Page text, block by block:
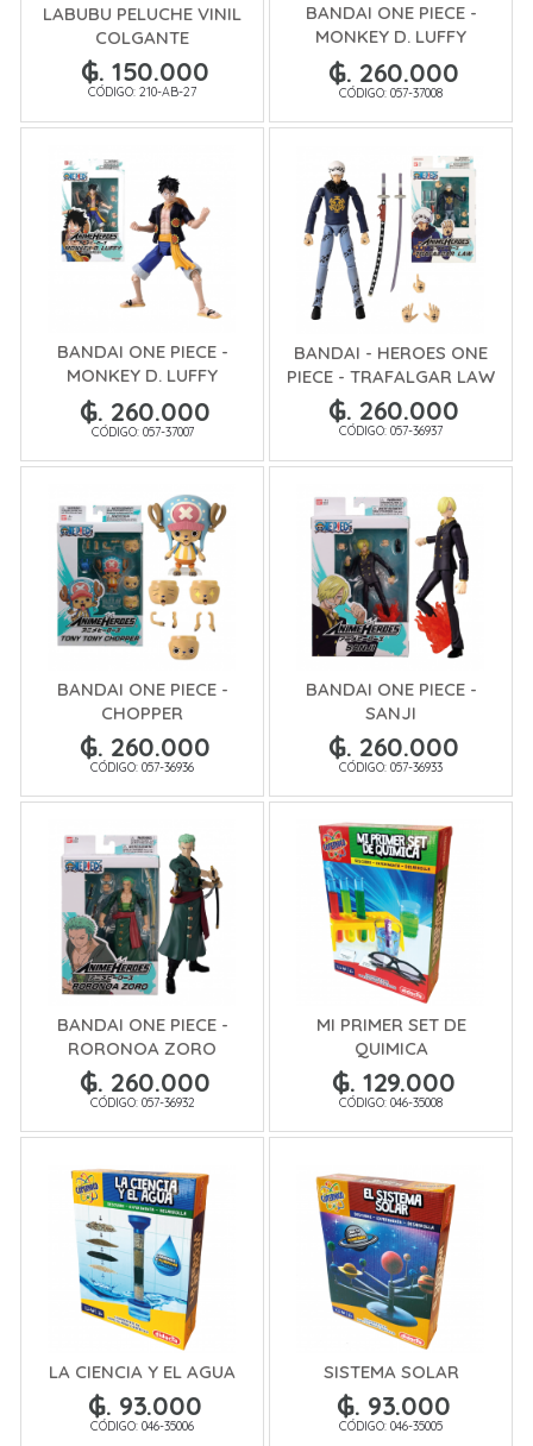
LABUBU PELUCHE VINIL
COLGANTE
₲. 150.000
CÓDIGO: 210-AB-27
BANDAI ONE PIECE -
MONKEY D. LUFFY
RENEWAL
₲. 260.000
CÓDIGO: 057-37008
BANDAI ONE PIECE -
MONKEY D. LUFFY
DRESSROSA
₲. 260.000
CÓDIGO: 057-37007
BANDAI - HEROES ONE
PIECE - TRAFALGAR LAW
₲. 260.000
CÓDIGO: 057-36937
BANDAI ONE PIECE -
CHOPPER
₲. 260.000
CÓDIGO: 057-36936
BANDAI ONE PIECE -
SANJI
₲. 260.000
CÓDIGO: 057-36933
BANDAI ONE PIECE -
RORONOA ZORO
₲. 260.000
CÓDIGO: 057-36932
MI PRIMER SET DE
QUIMICA
₲. 129.000
CÓDIGO: 046-35008
LA CIENCIA Y EL AGUA
₲. 93.000
CÓDIGO: 046-35006
SISTEMA SOLAR
₲. 93.000
CÓDIGO: 046-35005